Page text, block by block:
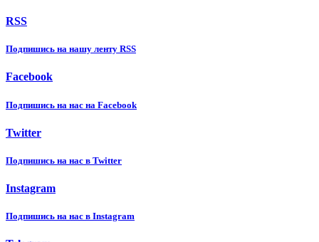
RSS
Подпишиcь на нашу ленту RSS
Facebook
Подпишиcь на нас на Facebook
Twitter
Подпишиcь на нас в Twitter
Instagram
Подпишиcь на нас в Instagram